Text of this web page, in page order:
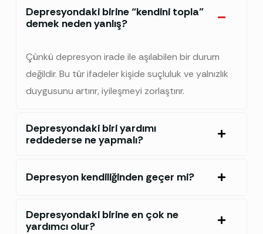
Depresyondaki birine “kendini topla”
demek neden yanlış?
Çünkü depresyon irade ile aşılabilen bir durum
değildir. Bu tür ifadeler kişide suçluluk ve yalnızlık
duygusunu artırır, iyileşmeyi zorlaştırır.
Depresyondaki biri yardımı
reddederse ne yapmalı?
Depresyon kendiliğinden geçer mi?
Depresyondaki birine en çok ne
yardımcı olur?